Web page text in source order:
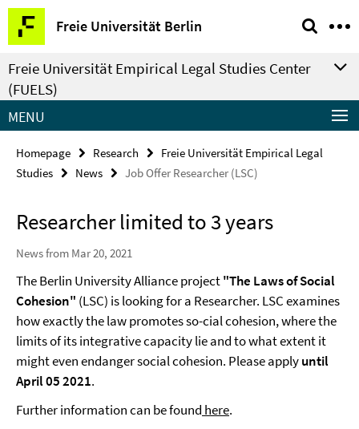
Springe
direkt
zu
Inhalt
Freie Universität Berlin
Service
Navigation
Freie Universität Empirical Legal Studies Center
(FUELS)
MENU
Homepage Research
Freie Universität Empirical Legal
Studies
News Job Offer Researcher (LSC)
Researcher limited to 3 years
News from Mar 20, 2021
The Berlin University Alliance project"The Laws of Social
Cohesion" (LSC) is looking for a Researcher. LSC examines
how exactly the law promotes so-cial cohesion, where the
limits of its integrative capacity lie and to what extent it
might even endanger social cohesion. Please applyuntil
April 05 2021.
Further information can be found here.